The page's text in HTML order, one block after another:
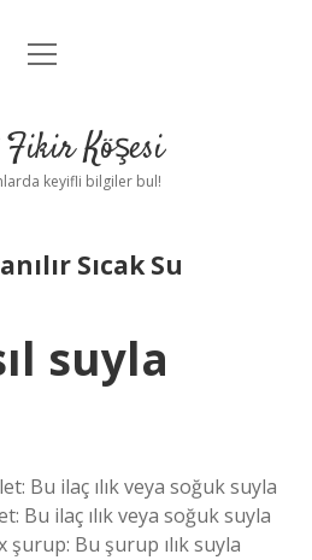
Anasayfa
Uyarı
menüyü
Köşesi
keyifli bilgiler bul!
Sıcak Su
suyla
Bu ilaç ılık veya soğuk suyla
Bu ilaç ılık veya soğuk suyla
şurup: Bu şurup ılık suyla